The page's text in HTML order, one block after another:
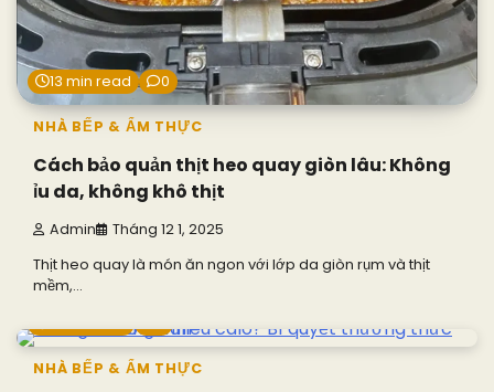
13 min read 0
NHÀ BẾP & ẨM THỰC
Cách bảo quản thịt heo quay giòn lâu: Không
ỉu da, không khô thịt
Admin Tháng 12 1, 2025
Thịt heo quay là món ăn ngon với lớp da giòn rụm và thịt
mềm,…
NHÀ BẾP & ẨM THỰC